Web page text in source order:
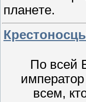
планeте.
По всей
всем,